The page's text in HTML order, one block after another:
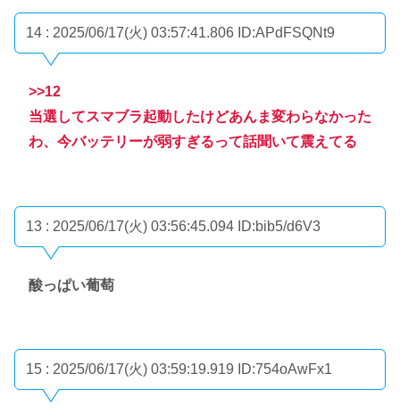
14 : 2025/06/17(火) 03:57:41.806 ID:APdFSQNt9
>>12
当選してスマブラ起動したけどあんま変わらなかった
わ、今バッテリーが弱すぎるって話聞いて震えてる
13 : 2025/06/17(火) 03:56:45.094 ID:bib5/d6V3
酸っぱい葡萄
15 : 2025/06/17(火) 03:59:19.919 ID:754oAwFx1